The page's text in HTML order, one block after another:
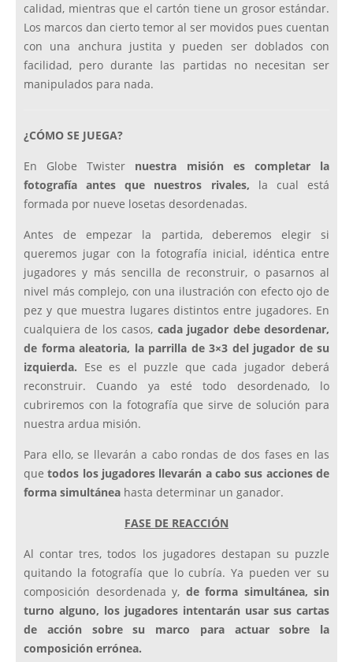
calidad, mientras que el cartón tiene un grosor estándar.
Los marcos dan cierto temor al ser movidos pues cuentan
con una anchura justita y pueden ser doblados con
facilidad, pero durante las partidas no necesitan ser
manipulados para nada.
¿CÓMO SE JUEGA?
En Globe Twister nuestra misión es completar la
fotografía antes que nuestros rivales, la cual está
formada por nueve losetas desordenadas.
Antes de empezar la partida, deberemos elegir si
queremos jugar con la fotografía inicial, idéntica entre
jugadores y más sencilla de reconstruir, o pasarnos al
nivel más complejo, con una ilustración con efecto ojo de
pez y que muestra lugares distintos entre jugadores. En
cualquiera de los casos, cada jugador debe desordenar,
de forma aleatoria, la parrilla de 3×3 del jugador de su
izquierda. Ese es el puzzle que cada jugador deberá
reconstruir. Cuando ya esté todo desordenado, lo
cubriremos con la fotografía que sirve de solución para
nuestra ardua misión.
Para ello, se llevarán a cabo rondas de dos fases en las
quetodos los jugadores llevarán a cabo sus acciones de
forma simultánea hasta determinar un ganador.
FASE DE REACCIÓN
Al contar tres, todos los jugadores destapan su puzzle
quitando la fotografía que lo cubría. Ya pueden ver su
composición desordenada y, de forma simultánea, sin
turno alguno, los jugadores intentarán usar sus cartas
de acción sobre su marco para actuar sobre la
composición errónea.